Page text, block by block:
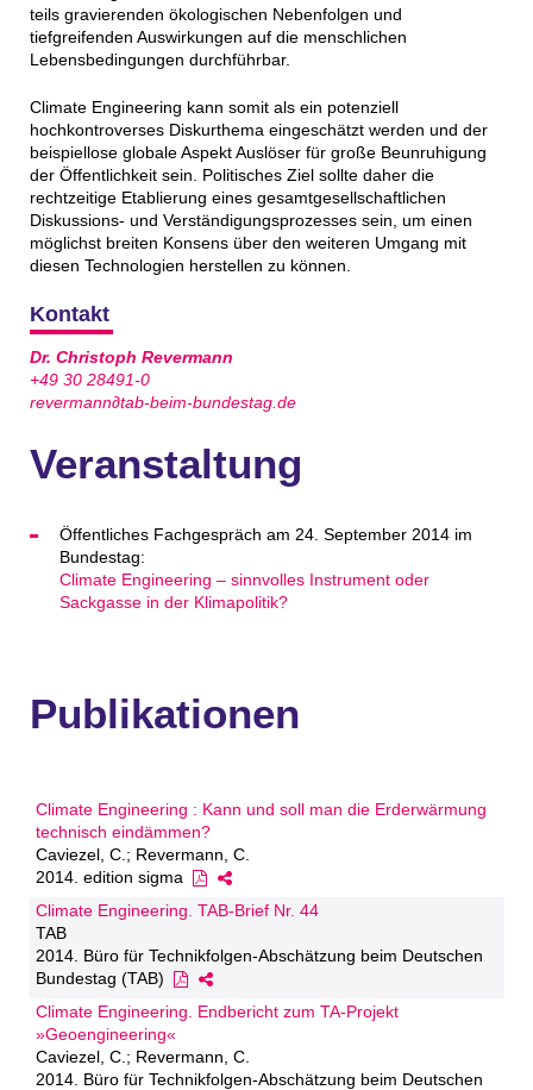
teils gravierenden ökologischen Nebenfolgen und
tiefgreifenden Auswirkungen auf die menschlichen
Lebensbedingungen durchführbar.
Climate Engineering kann somit als ein potenziell
hochkontroverses Diskurthema eingeschätzt werden und der
beispiellose globale Aspekt Auslöser für große Beunruhigung
der Öffentlichkeit sein. Politisches Ziel sollte daher die
rechtzeitige Etablierung eines gesamtgesellschaftlichen
Diskussions- und Verständigungsprozesses sein, um einen
möglichst breiten Konsens über den weiteren Umgang mit
diesen Technologien herstellen zu können.
Kontakt
Dr. Christoph Revermann
+49 30 28491-0
revermann∂tab-beim-bundestag.de
Veranstaltung
Öffentliches Fachgespräch am 24. September 2014 im
Bundestag:
Climate Engineering – sinnvolles Instrument oder
Sackgasse in der Klimapolitik?
Publikationen
Climate Engineering : Kann und soll man die Erderwärmung
technisch eindämmen?
Caviezel, C.; Revermann, C.
2014. edition sigma
Climate Engineering. TAB-Brief Nr. 44
TAB
2014. Büro für Technikfolgen-Abschätzung beim Deutschen
Bundestag (TAB)
Climate Engineering. Endbericht zum TA-Projekt
»Geoengineering«
Caviezel, C.; Revermann, C.
2014. Büro für Technikfolgen-Abschätzung beim Deutschen